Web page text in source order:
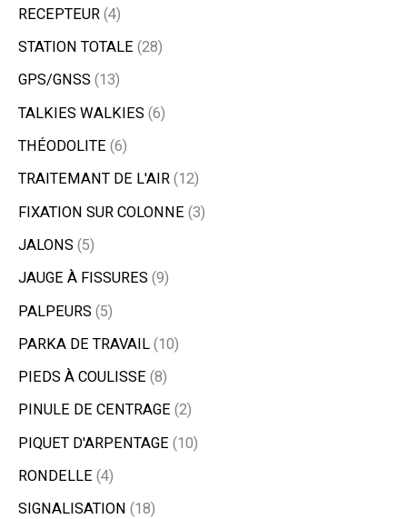
RECEPTEUR 4
STATION TOTALE 28
GPS/GNSS 13
TALKIES WALKIES 6
THÉODOLITE 6
TRAITEMANT DE L'AIR 12
FIXATION SUR COLONNE 3
JALONS 5
JAUGE À FISSURES 9
PALPEURS 5
PARKA DE TRAVAIL 10
PIEDS À COULISSE 8
PINULE DE CENTRAGE 2
PIQUET D'ARPENTAGE 10
RONDELLE 4
SIGNALISATION
18